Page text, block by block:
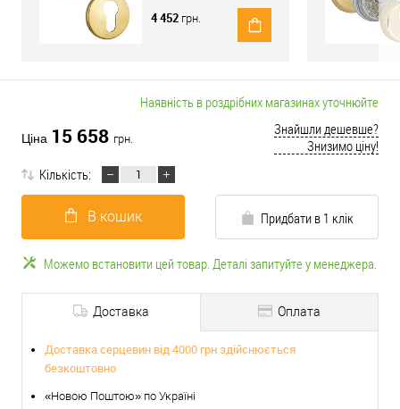
4 452 грн.
Наявність в роздрібних магазинах уточнюйте
Ціна 15 658 грн.
Знайшли дешевше?
Знизимо ціну!
Кількість:
В кошик Придбати в 1 клік
Можемо встановити цей товар. Деталі запитуйте у менеджера.
Доставка Оплата
Доставка серцевин від 4000 грн здійснюється
безкоштовно
«Новою Поштою» по Україні